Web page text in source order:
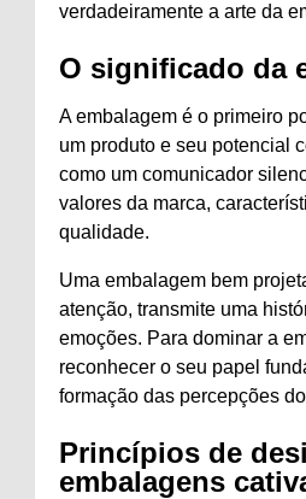
verdadeiramente a arte da
O significado da
A embalagem é o primeiro
um produto e seu potencial
como um comunicador
valores da marca,
qualidade.
Uma embalagem bem
atenção, transmite uma
emoções. Para dominar a
reconhecer o seu papel
formação das percepções
Princípios de
embalagens